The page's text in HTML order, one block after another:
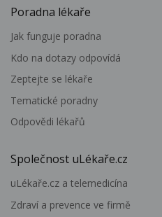
Poradna lékaře
Jak funguje poradna
Kdo na dotazy odpovídá
Zeptejte se lékaře
Tematické poradny
Odpovědi lékařů
Společnost uLékaře.cz
uLékaře.cz a telemedicína
Zdraví a prevence ve firmě